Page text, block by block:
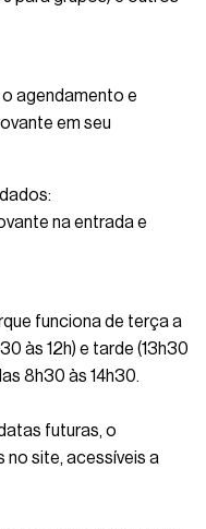
agendamento e
em seu
na entrada e
funciona de terça a
às 12h) e tarde (13h30
8h30 às 14h30.
futuras, o
no site, acessíveis a